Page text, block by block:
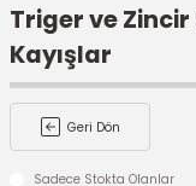
Triger ve
Kayışlar
Geri Dön
Sadece Stokta Olanlar